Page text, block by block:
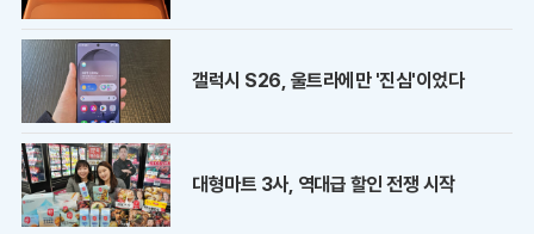
갤럭시 S26, 울트라에만 '진심'이었다
대형마트 3사, 역대급 할인 전쟁 시작